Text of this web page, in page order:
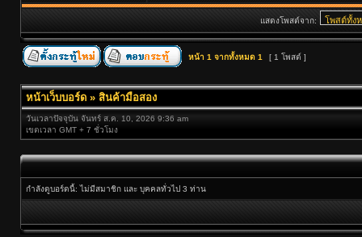
แสดงโพสต์จาก:
หน้า 1 จากทั้งหมด 1 [ 1 โพสต์ ]
หน้าเว็บบอร์ด » สินค้ามือสอง
วันเวลาปัจจุบัน จันทร์ ส.ค. 10, 2026 9:36 am
เขตเวลา GMT + 7 ชั่วโมง
กำลังดูบอร์ดนี้: ไม่มีสมาชิก และ บุคคลทั่วไป 3 ท่าน